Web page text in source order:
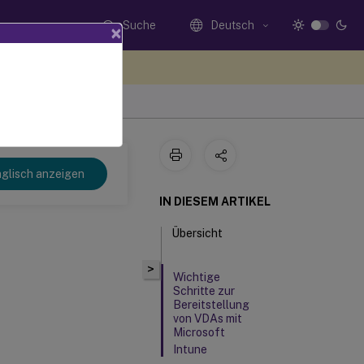
Suche Deutsch
anzeigen
>
IN DIESEM ARTIKEL
Übersicht
Wichtige
Schritte zur
Bereitstellung
von VDAs mit
Microsoft
Intune
×